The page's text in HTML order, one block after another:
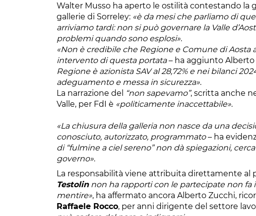
Walter Musso ha aperto le ostilità contestando la
gallerie di Sorreley: «è da mesi che parliamo di
arriviamo tardi: non si può governare la Valle
problemi quando sono esplosi».
«Non è credibile che Regione e Comune di
intervento di questa portata– ha aggiunto
Regione è azionista SAV al 28,72% e nei bilanci
adeguamento e messa in sicurezza».
La narrazione del
“non sapevamo”, scritta anche
Valle, per FdI è «politicamente inaccettabile».
«La chiusura della galleria non nasce da una
conosciuto, autorizzato, programmato– ha
di “fulmine a ciel sereno” non dà spiegazioni,
governo».
La responsabilità viene attribuita direttamente al
Testolinnon ha rapporti con le partecipate non
mentire», ha affermato ancora Alberto Zucchi,
Raffaele Rocco, per anni dirigente del settore